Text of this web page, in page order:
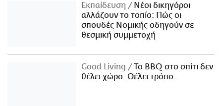
Εκπαίδευση
Νέοι δικηγόροι
αλλάζουν το τοπίο: Πώς οι
σπουδές Νομικής οδηγούν σε
θεσμική συμμετοχή
Good Living
Το BBQ στο σπίτι δεν
θέλει χώρο. Θέλει τρόπο.